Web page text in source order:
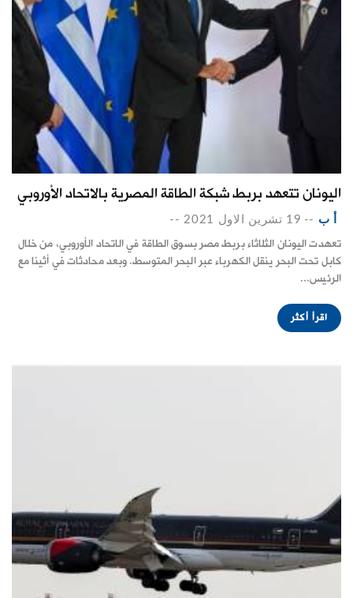
اليونان تتعهد بربط شبكة الطاقة المصرية بالاتحاد الأوروبي
أ ب -- 19 تشرين الاول 2021 --
تعهدت اليونان الثلاثاء بربط مصر بسوق الطاقة في الاتحاد الأوروبي، من خلال
كابل تحت البحر ينقل الكهرباء عبر البحر المتوسط. وبعد محادثات في أثينا مع
الرئيس...
اقرأ أكثر